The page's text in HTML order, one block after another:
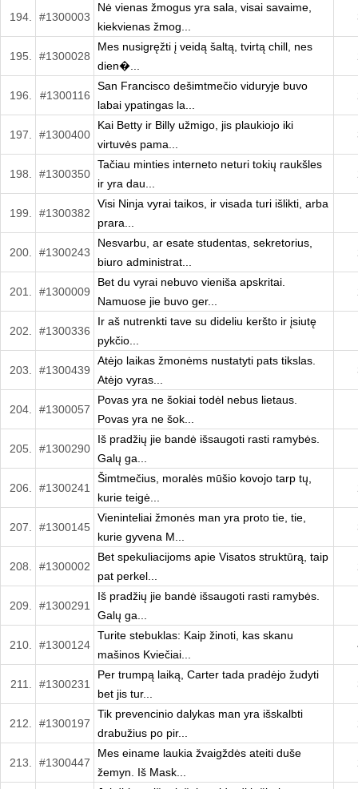
194. #1300003
Nė vienas žmogus yra sala, visai savaime,
kiekvienas žmog...
195. #1300028
Mes nusigręžti į veidą šaltą, tvirtą chill, nes
dien�...
196. #1300116
San Francisco dešimtmečio viduryje buvo
labai ypatingas la...
197. #1300400
Kai Betty ir Billy užmigo, jis plaukiojo iki
virtuvės pama...
198. #1300350
Tačiau minties interneto neturi tokių raukšles
ir yra dau...
199. #1300382
Visi Ninja vyrai taikos, ir visada turi išlikti, arba
prara...
200. #1300243
Nesvarbu, ar esate studentas, sekretorius,
biuro administrat...
201. #1300009
Bet du vyrai nebuvo vieniša apskritai.
Namuose jie buvo ger...
202. #1300336
Ir aš nutrenkti tave su dideliu keršto ir įsiutę
pykčio...
203. #1300439
Atėjo laikas žmonėms nustatyti pats tikslas.
Atėjo vyras...
204. #1300057
Povas yra ne šokiai todėl nebus lietaus.
Povas yra ne šok...
205. #1300290
Iš pradžių jie bandė išsaugoti rasti ramybės.
Galų ga...
206. #1300241
Šimtmečius, moralės mūšio kovojo tarp tų,
kurie teigė...
207. #1300145
Vieninteliai žmonės man yra proto tie, tie,
kurie gyvena M...
208. #1300002
Bet spekuliacijoms apie Visatos struktūrą, taip
pat perkel...
209. #1300291
Iš pradžių jie bandė išsaugoti rasti ramybės.
Galų ga...
210. #1300124
Turite stebuklas: Kaip žinoti, kas skanu
mašinos Kviečiai...
211. #1300231
Per trumpą laiką, Carter tada pradėjo žudyti
bet jis tur...
212. #1300197
Tik prevencinio dalykas man yra išskalbti
drabužius po pir...
213. #1300447
Mes einame laukia žvaigždės ateiti duše
žemyn. Iš Mask...